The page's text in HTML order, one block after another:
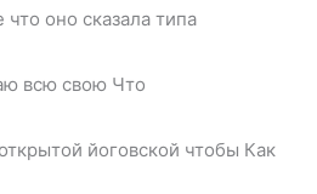
оно сказала типа
всю свою Что
йоговской чтобы Как